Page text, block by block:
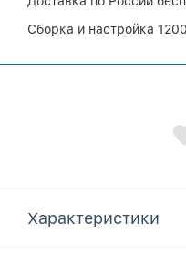
Сборка и настройка
Характеристики